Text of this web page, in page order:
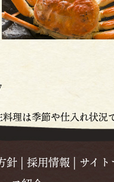
理は季節や仕入れ状況
針 | 採用情報 | サイ